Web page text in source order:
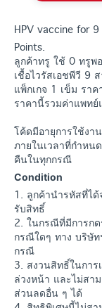
HPV vaccine for
Points.
ลูกค้าทรู ใช้ 0 ทรู
เชื้อไวรัสเอชพีวี 9
แพ็กเกจ 1 เข็ม รา
ราคานี้รวมค่าแพท
โค้ดมีอายุการใช้ง
ภายในเวลาที่กำหน
คืนในทุกกรณี
Condition
1. ลูกค้านำรหัสที่ได้
รับสิทธิ์
2. ในกรณีที่มีการกด
กรณีใดๆ ทาง บริษั
กรณี
3. สงวนสิทธิ์ในการ
ล่วงหน้า และไม่สา
ส่วนลดอื่น ๆ ได้